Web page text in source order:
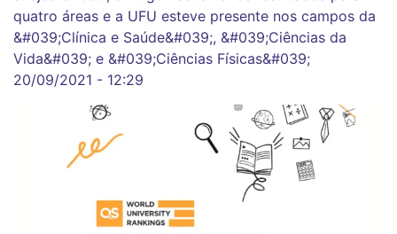
quatro áreas e a UFU esteve presente nos campos da
&#039;Clínica e Saúde&#039;, &#039;Ciências da
Vida&#039; e &#039;Ciências Físicas&#039;
20/09/2021 - 12:29